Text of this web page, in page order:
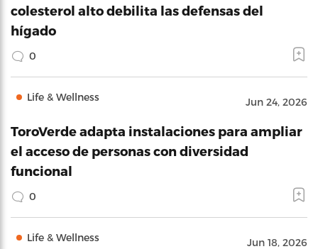
colesterol alto debilita las defensas del
hígado
0
Life & Wellness Jun 24, 2026
ToroVerde adapta instalaciones para ampliar
el acceso de personas con diversidad
funcional
0
Life & Wellness Jun 18, 2026